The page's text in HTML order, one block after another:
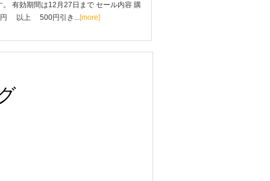
。 有効期間は12月27日まで セール内容 購
以上 500円引き...[more]